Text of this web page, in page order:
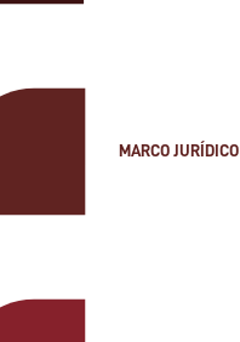
MARCO JURÍDICO